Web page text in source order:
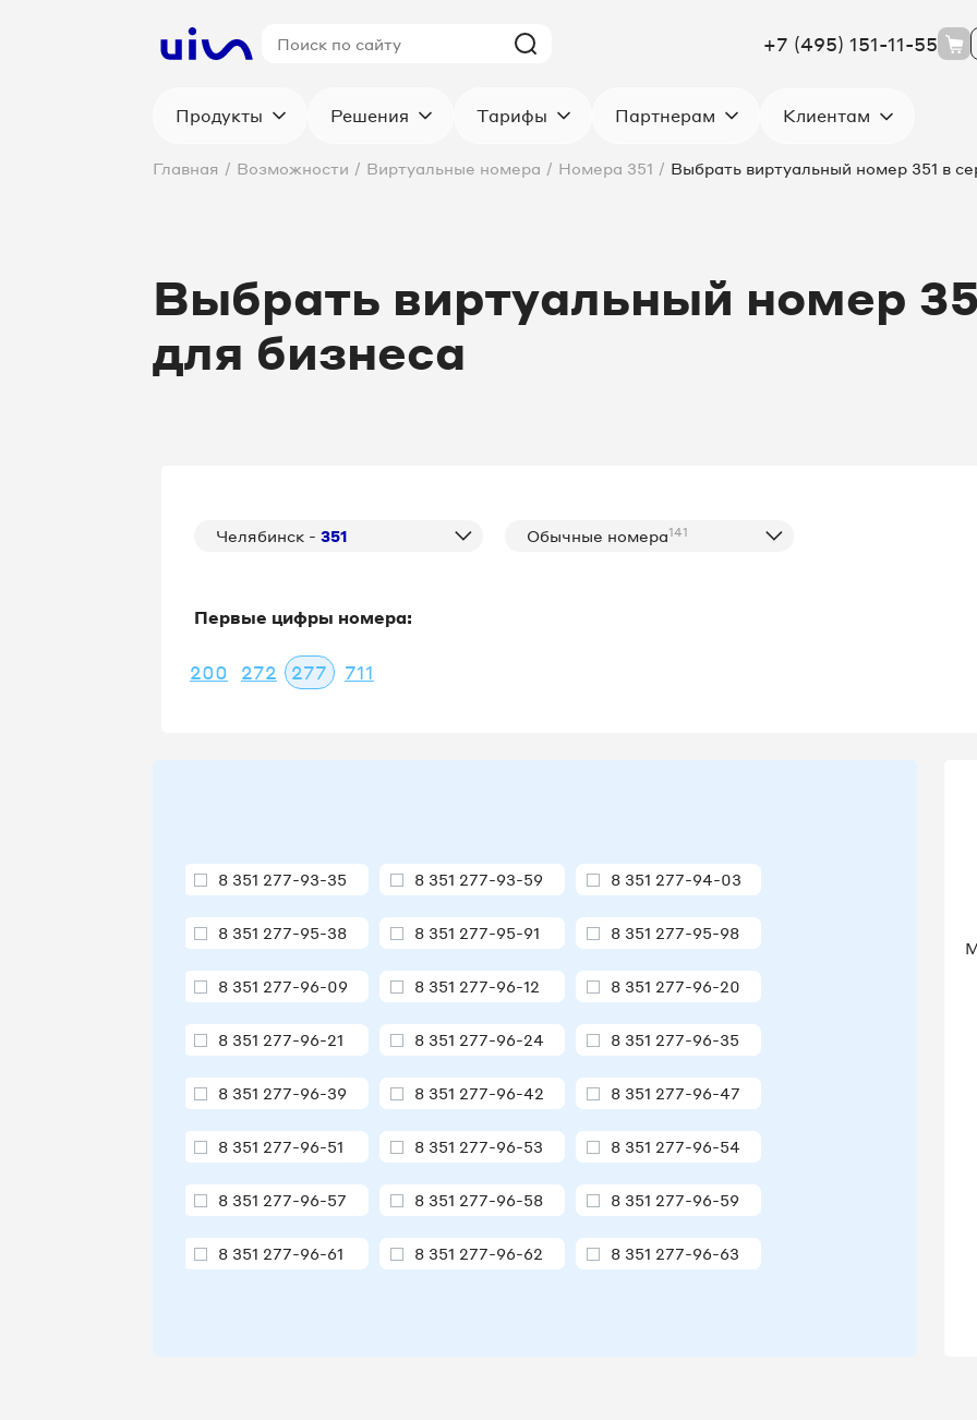
+7 (495) 151-11-55
Продукты Решения Тарифы Партнерам Клиентам
Главная / Возможности / Виртуальные номера / Номера 351 / Выбрать виртуальный номер 351 в
Выбрать виртуальный номер
для бизнеса
Челябинск - 351 Обычные номера141
Первые цифры номера:
200 272 277 711
8 351 277-93-35 8 351 277-93-59 8 351 277-94-03
8 351 277-95-38 8 351 277-95-91 8 351 277-95-98
8 351 277-96-09 8 351 277-96-12 8 351 277-96-20
8 351 277-96-21 8 351 277-96-24 8 351 277-96-35
8 351 277-96-39 8 351 277-96-42 8 351 277-96-47
8 351 277-96-51 8 351 277-96-53 8 351 277-96-54
8 351 277-96-57 8 351 277-96-58 8 351 277-96-59
8 351 277-96-61 8 351 277-96-62 8 351 277-96-63